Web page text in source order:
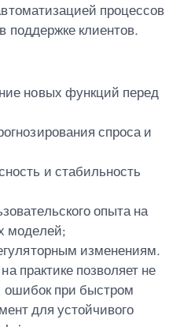
процессов
поддержке клиентов.
новых функций перед
спроса и
и стабильность
опыта на
моделей;
изменениям.
практике позволяет не
ошибок при быстром
для устойчивого